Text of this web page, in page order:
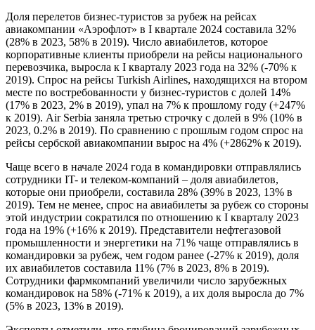
Доля перелетов бизнес-туристов за рубеж на рейсах
авиакомпании «Аэрофлот» в I квартале 2024 составила 32%
(28% в 2023, 58% в 2019). Число авиабилетов, которое
корпоративные клиенты приобрели на рейсы национального
перевозчика, выросла к I кварталу 2023 года на 32% (-70% к
2019). Спрос на рейсы Turkish Airlines, находящихся на втором
месте по востребованности у бизнес-туристов с долей 14%
(17% в 2023, 2% в 2019), упал на 7% к прошлому году (+247%
к 2019). Air Serbia заняла третью строчку с долей в 9% (10% в
2023, 0.2% в 2019). По сравнению с прошлым годом спрос на
рейсы сербской авиакомпании вырос на 4% (+2862% к 2019).
Чаще всего в начале 2024 года в командировки отправлялись
сотрудники IT- и телеком-компаний – доля авиабилетов,
которые они приобрели, составила 28% (39% в 2023, 13% в
2019). Тем не менее, спрос на авиабилеты за рубеж со стороны
этой индустрии сократился по отношению к I кварталу 2023
года на 19% (+16% к 2019). Представители нефтегазовой
промышленности и энергетики на 71% чаще отправлялись в
командировки за рубеж, чем годом ранее (-27% к 2019), доля
их авиабилетов составила 11% (7% в 2023, 8% в 2019).
Сотрудники фармкомпаний увеличили число зарубежных
командировок на 58% (-71% к 2019), а их доля выросла до 7%
(5% в 2023, 13% в 2019).